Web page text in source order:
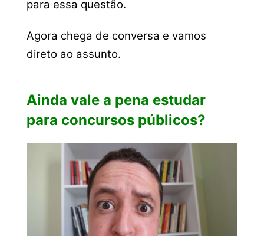
para essa questão.
Agora chega de conversa e vamos
direto ao assunto.
Ainda vale a pena estudar
para concursos públicos?